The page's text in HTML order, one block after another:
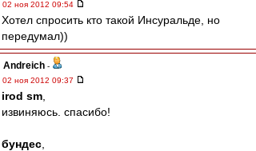
02 ноя 2012 09:54
Хотел спросить кто такой Инсуральде, но
передумал))
Andreich -
02 ноя 2012 09:37
irod sm
извиняюсь. спасибо!
бундес